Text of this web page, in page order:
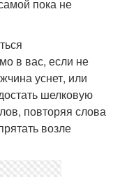
пока не
в вас, если не
уснет, или
шелковую
повторяя слова
возле